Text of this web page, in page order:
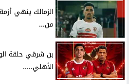
الزمالك ينهي
من...
بن شرقي حلقة
الأهلي.....